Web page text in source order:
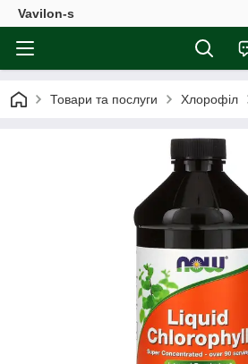
Vavilon-s
Товари та послуги Хлорофіл